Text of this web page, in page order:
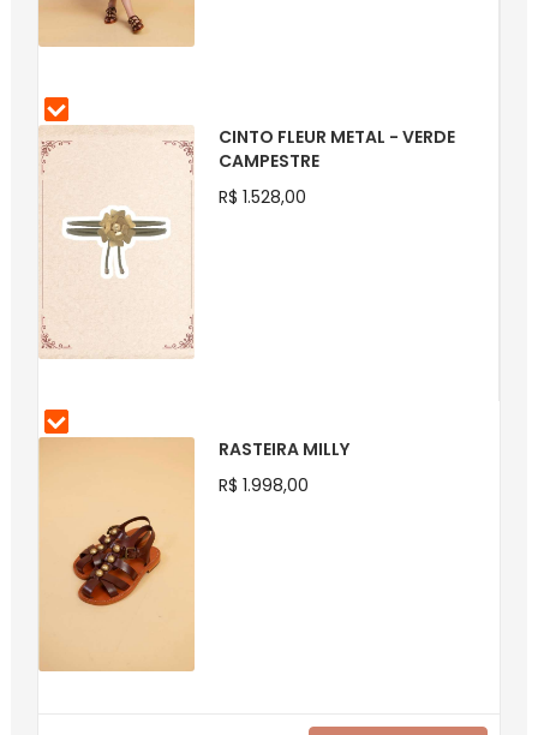
CINTO FLEUR METAL - VERDE
CAMPESTRE
R$ 1.528,00
RASTEIRA MILLY
R$ 1.998,00